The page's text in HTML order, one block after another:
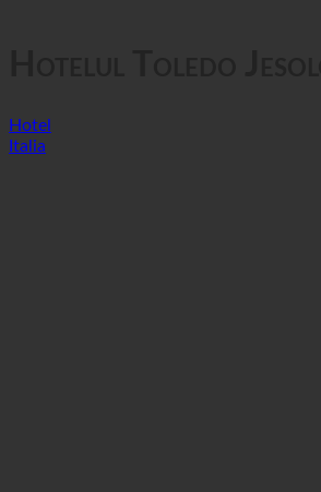
Hotelul Toledo Jesolo